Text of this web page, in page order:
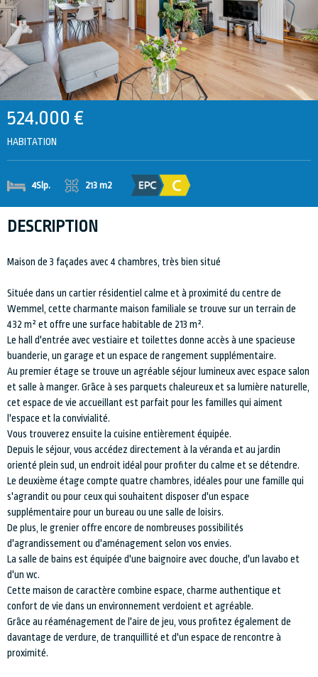
524.000 €
HABITATION
4Slp. 213 m2
DESCRIPTION
Maison de 3 façades avec 4 chambres, très bien situé
Située dans un cartier résidentiel calme et à proximité du centre de
Wemmel, cette charmante maison familiale se trouve sur un terrain de
432 m² et offre une surface habitable de 213 m².
Le hall d'entrée avec vestiaire et toilettes donne accès à une spacieuse
buanderie, un garage et un espace de rangement supplémentaire.
Au premier étage se trouve un agréable séjour lumineux avec espace salon
et salle à manger. Grâce à ses parquets chaleureux et sa lumière naturelle,
cet espace de vie accueillant est parfait pour les familles qui aiment
l'espace et la convivialité.
Vous trouverez ensuite la cuisine entièrement équipée.
Depuis le séjour, vous accédez directement à la véranda et au jardin
orienté plein sud, un endroit idéal pour profiter du calme et se détendre.
Le deuxième étage compte quatre chambres, idéales pour une famille qui
s'agrandit ou pour ceux qui souhaitent disposer d'un espace
supplémentaire pour un bureau ou une salle de loisirs.
De plus, le grenier offre encore de nombreuses possibilités
d'agrandissement ou d'aménagement selon vos envies.
La salle de bains est équipée d'une baignoire avec douche, d'un lavabo et
d'un wc.
Cette maison de caractère combine espace, charme authentique et
confort de vie dans un environnement verdoient et agréable.
Grâce au réaménagement de l'aire de jeu, vous profitez également de
davantage de verdure, de tranquillité et d'un espace de rencontre à
proximité.